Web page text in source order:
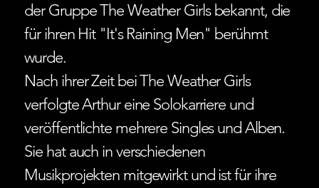
der Gruppe The Weather Girls bekannt, die
für ihren Hit "It's Raining Men" berühmt
wurde.
Nach ihrer Zeit bei The Weather Girls
verfolgte Arthur eine Solokarriere und
veröffentlichte mehrere Singles und Alben.
Sie hat auch in verschiedenen
Musikprojekten mitgewirkt und ist für ihre